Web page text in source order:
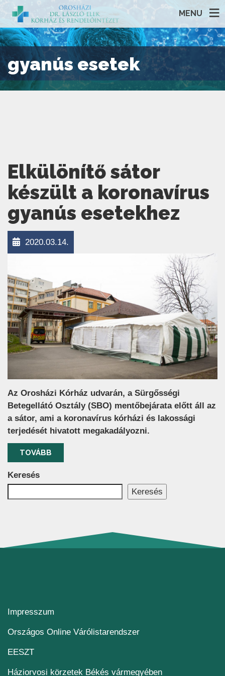
MENU
gyanús esetek
Elkülönítő sátor
készült a koronavírus
gyanús esetekhez
2020.03.14.
Az Orosházi Kórház udvarán, a Sürgősségi
Betegellátó Osztály (SBO) mentőbejárata előtt áll az
a sátor, ami a koronavírus kórházi és lakossági
terjedését hivatott megakadályozni.
TOVÁBB
Keresés
Keresés
Impresszum
Országos Online Várólistarendszer(új ablakban nyílik
EESZT(új ablakban nyílik meg)
Háziorvosi körzetek Békés vármegyében